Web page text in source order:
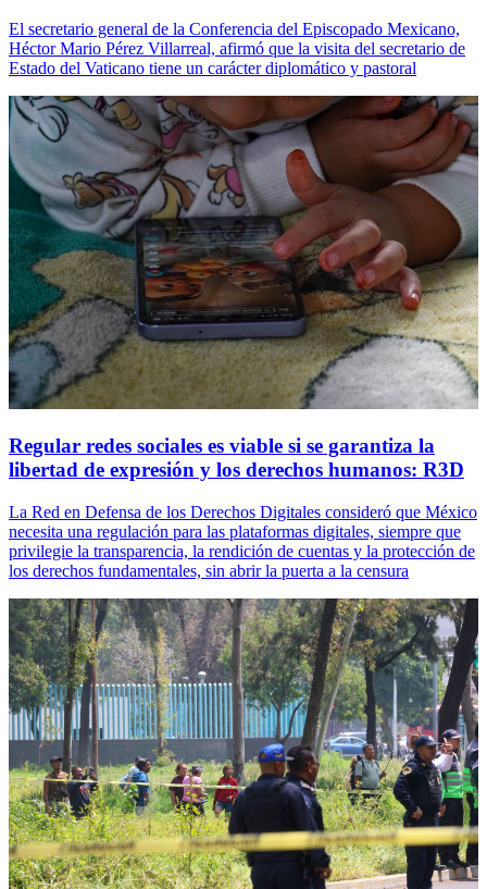
El secretario general de la Conferencia del Episcopado Mexicano,
Héctor Mario Pérez Villarreal, afirmó que la visita del secretario de
Estado del Vaticano tiene un carácter diplomático y pastoral
Regular redes sociales es viable si se garantiza la
libertad de expresión y los derechos humanos: R3D
La Red en Defensa de los Derechos Digitales consideró que México
necesita una regulación para las plataformas digitales, siempre que
privilegie la transparencia, la rendición de cuentas y la protección de
los derechos fundamentales, sin abrir la puerta a la censura